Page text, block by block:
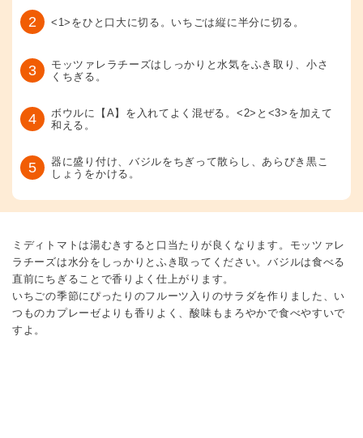
2 <1>をひと口大に切る。いちごは縦に半分に切る。
3
モッツァレラチーズはしっかりと水気をふき取り、小さ
くちぎる。
4
ボウルに【A】を入れてよく混ぜる。<2>と<3>を加えて
和える。
5
器に盛り付け、バジルをちぎって散らし、あらびき黒こ
しょうをかける。
ミディトマトは湯むきすると口当たりが良くなります。モッツァレ
ラチーズは水分をしっかりとふき取ってください。バジルは食べる
直前にちぎることで香りよく仕上がります。
いちごの季節にぴったりのフルーツ入りのサラダを作りました、い
つものカプレーゼよりも香りよく、酸味もまろやかで食べやすいで
すよ。